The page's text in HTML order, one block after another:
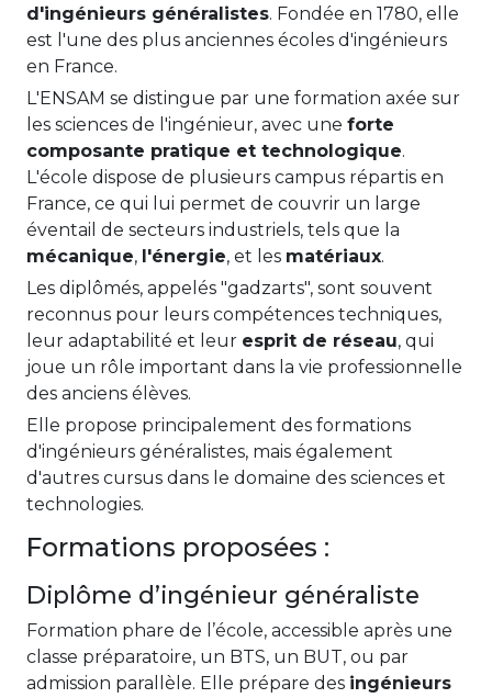
d'ingénieurs généralistes. Fondée en 1780, elle
est l'une des plus anciennes écoles d'ingénieurs
en France.
L'ENSAM se distingue par une formation axée sur
les sciences de l'ingénieur, avec une forte
composante pratique et technologique.
L'école dispose de plusieurs campus répartis en
France, ce qui lui permet de couvrir un large
éventail de secteurs industriels, tels que la
mécanique, l'énergie, et les matériaux.
Les diplômés, appelés "gadzarts", sont souvent
reconnus pour leurs compétences techniques,
leur adaptabilité et leur esprit de réseau, qui
joue un rôle important dans la vie professionnelle
des anciens élèves.
Elle propose principalement des formations
d'ingénieurs généralistes, mais également
d'autres cursus dans le domaine des sciences et
technologies.
Formations proposées :
Diplôme d’ingénieur généraliste
Formation phare de l’école, accessible après une
classe préparatoire, un BTS, un BUT, ou par
admission parallèle. Elle prépare des ingénieurs